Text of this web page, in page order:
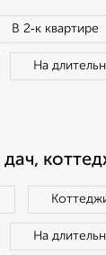
В 2‑к квартире
На
На